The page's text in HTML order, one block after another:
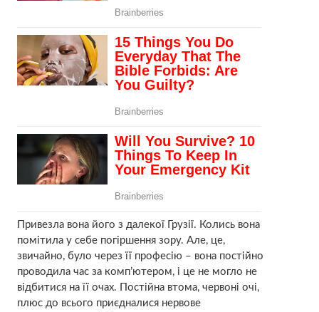
Привезла вона його з далекої Грузії. Колись вона
помітила у себе погіршення зору. Але, це,
звичайно, було через її професію – вона постійно
проводила час за комп’ютером, і це не могло не
відбитися на її очах. Постійна втома, червоні очі,
плюс до всього приєдналися нервове